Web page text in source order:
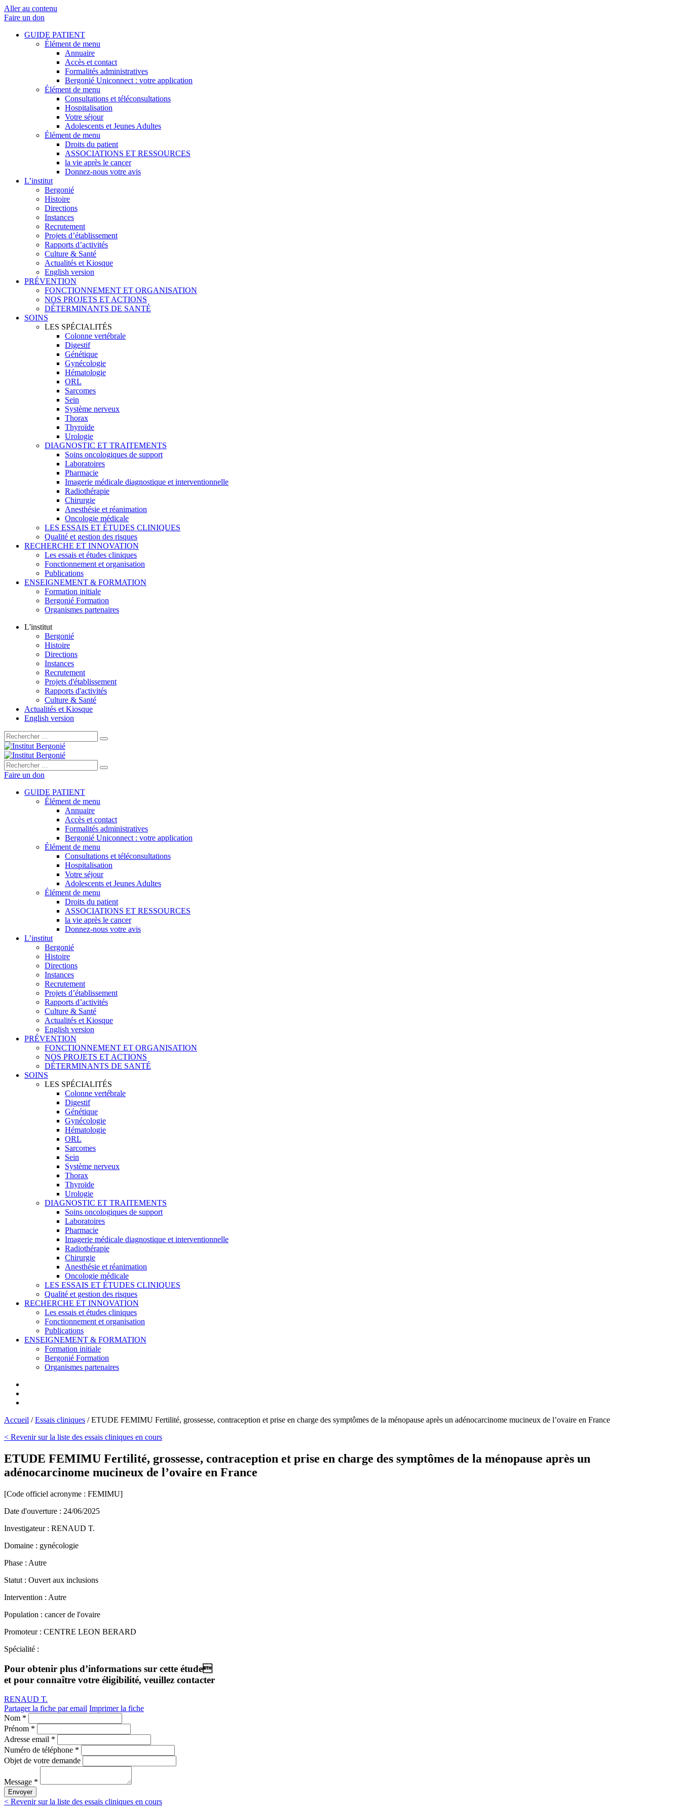
Aller au contenu
Faire un don
GUIDE PATIENT
Élément de menu
Annuaire
Accès et contact
Formalités administratives
Bergonié Uniconnect : votre application
Élément de menu
Consultations et téléconsultations
Hospitalisation
Votre séjour
Adolescents et Jeunes Adultes
Élément de menu
Droits du patient
ASSOCIATIONS ET RESSOURCES
la vie après le cancer
Donnez-nous votre avis
L’institut
Bergonié
Histoire
Directions
Instances
Recrutement
Projets d’établissement
Rapports d’activités
Culture & Santé
Actualités et Kiosque
English version
PRÉVENTION
FONCTIONNEMENT ET ORGANISATION
NOS PROJETS ET ACTIONS
DÉTERMINANTS DE SANTÉ
SOINS
LES SPÉCIALITÉS
Colonne vertébrale
Digestif
Génétique
Gynécologie
Hématologie
ORL
Sarcomes
Sein
Système nerveux
Thorax
Thyroïde
Urologie
DIAGNOSTIC ET TRAITEMENTS
Soins oncologiques de support
Laboratoires
Pharmacie
Imagerie médicale diagnostique et interventionnelle
Radiothérapie
Chirurgie
Anesthésie et réanimation
Oncologie médicale
LES ESSAIS ET ÉTUDES CLINIQUES
Qualité et gestion des risques
RECHERCHE ET INNOVATION
Les essais et études cliniques
Fonctionnement et organisation
Publications
ENSEIGNEMENT & FORMATION
Formation initiale
Bergonié Formation
Organismes partenaires
L'institut
Bergonié
Histoire
Directions
Instances
Recrutement
Projets d'établissement
Rapports d'activités
Culture & Santé
Actualités et Kiosque
English version
Rechercher :
Rechercher :
Faire un don
GUIDE PATIENT
Élément de menu
Annuaire
Accès et contact
Formalités administratives
Bergonié Uniconnect : votre application
Élément de menu
Consultations et téléconsultations
Hospitalisation
Votre séjour
Adolescents et Jeunes Adultes
Élément de menu
Droits du patient
ASSOCIATIONS ET RESSOURCES
la vie après le cancer
Donnez-nous votre avis
L’institut
Bergonié
Histoire
Directions
Instances
Recrutement
Projets d’établissement
Rapports d’activités
Culture & Santé
Actualités et Kiosque
English version
PRÉVENTION
FONCTIONNEMENT ET ORGANISATION
NOS PROJETS ET ACTIONS
DÉTERMINANTS DE SANTÉ
SOINS
LES SPÉCIALITÉS
Colonne vertébrale
Digestif
Génétique
Gynécologie
Hématologie
ORL
Sarcomes
Sein
Système nerveux
Thorax
Thyroïde
Urologie
DIAGNOSTIC ET TRAITEMENTS
Soins oncologiques de support
Laboratoires
Pharmacie
Imagerie médicale diagnostique et interventionnelle
Radiothérapie
Chirurgie
Anesthésie et réanimation
Oncologie médicale
LES ESSAIS ET ÉTUDES CLINIQUES
Qualité et gestion des risques
RECHERCHE ET INNOVATION
Les essais et études cliniques
Fonctionnement et organisation
Publications
ENSEIGNEMENT & FORMATION
Formation initiale
Bergonié Formation
Organismes partenaires
Accueil /Essais cliniques /ETUDE FEMIMU Fertilité, grossesse, contraception et prise en charge des symptômes de la ménopause après un adénocarcinome mucineux de l’ovaire en France
< Revenir sur la liste des essais cliniques en cours
ETUDE FEMIMU Fertilité, grossesse, contraception et prise en charge des symptômes de la ménopause après un
adénocarcinome mucineux de l’ovaire en France
[Code officiel acronyme : FEMIMU]
Date d'ouverture : 24/06/2025
Investigateur : RENAUD T.
Domaine : gynécologie
Phase : Autre
Statut : Ouvert aux inclusions
Intervention : Autre
Population : cancer de l'ovaire
Promoteur : CENTRE LEON BERARD
Spécialité :
Pour obtenir plus d’informations sur cette étude
et pour connaître votre éligibilité, veuillez contacter
RENAUD T.
Partager la fiche par email Imprimer la fiche
Nom *
Prénom *
Adresse email *
Numéro de téléphone *
Objet de votre demande
Message *
Envoyer
< Revenir sur la liste des essais cliniques en cours